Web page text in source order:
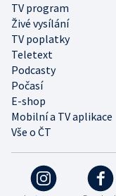
TV program
Živé vysílání
TV poplatky
Teletext
Podcasty
Počasí
E-shop
Mobilní a TV aplikace
Vše o ČT